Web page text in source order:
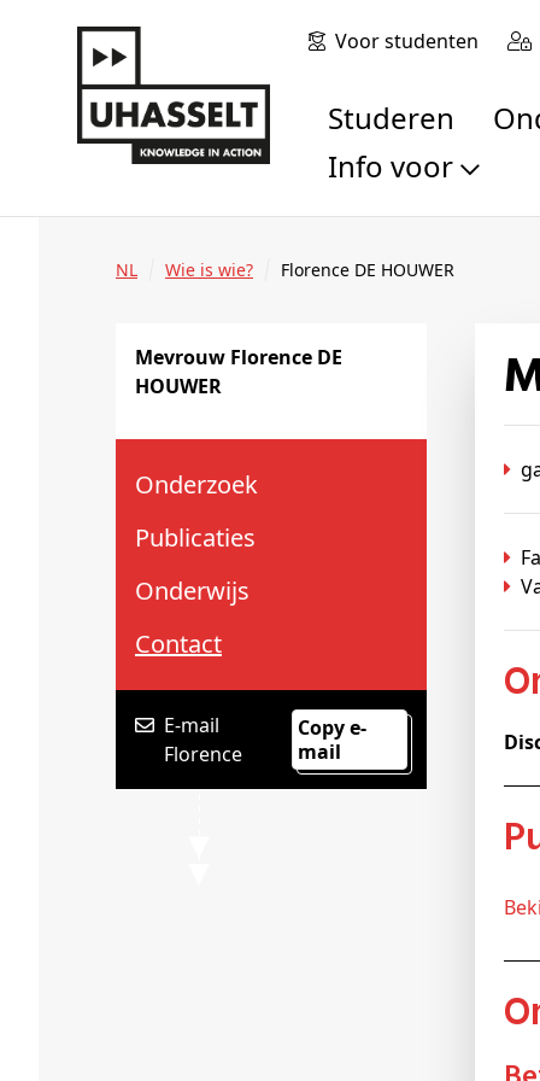
Voor studenten
Studeren
Info voor
Toekomstige
Studenten
Bedrijven en
Pers
NL Wie is wie? Florence DE HOUWER
Mevrouw Florence DE
HOUWER
Onderzoek
Publicaties
Onderwijs
Contact
E-mail
Florence
Copy e-
mail